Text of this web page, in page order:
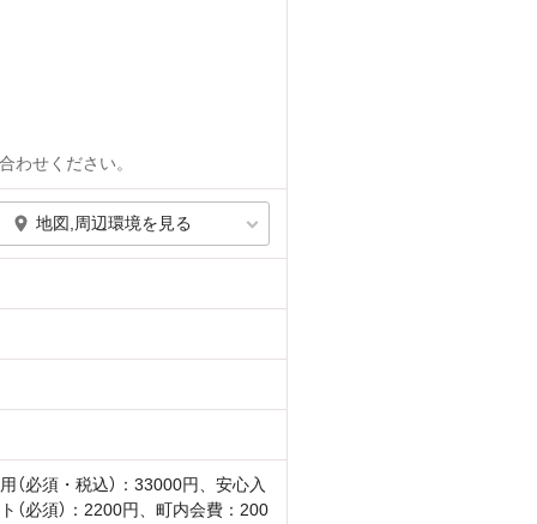
わせください。
地図,周辺環境を見る
（必須・税込）：33000円、安心入
（必須）：2200円、町内会費：200